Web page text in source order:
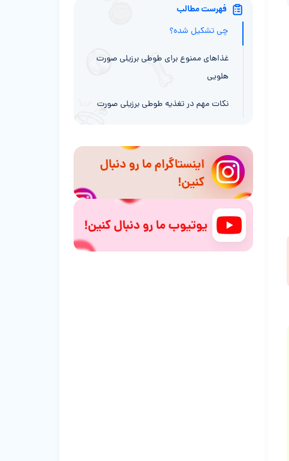
فهرست مطالب
رژیم غذایی طوطی برزیلی صورت هلویی از
چی تشکیل شده؟
غذا‌های ممنوع برای طوطی برزیلی صورت
هلویی
نکات مهم در تغذیه طوطی برزیلی صورت